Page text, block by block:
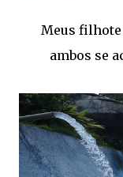
Meus filhote
ambos se